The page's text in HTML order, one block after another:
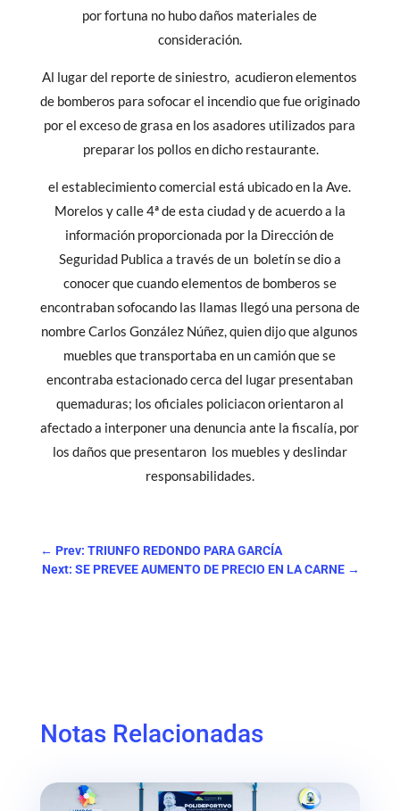
por fortuna no hubo daños materiales de
consideración.
Al lugar del reporte de siniestro, acudieron elementos
de bomberos para sofocar el incendio que fue originado
por el exceso de grasa en los asadores utilizados para
preparar los pollos en dicho restaurante.
el establecimiento comercial está ubicado en la Ave.
Morelos y calle 4ª de esta ciudad y de acuerdo a la
información proporcionada por la Dirección de
Seguridad Publica a través de un boletín se dio a
conocer que cuando elementos de bomberos se
encontraban sofocando las llamas llegó una persona de
nombre Carlos González Núñez, quien dijo que algunos
muebles que transportaba en un camión que se
encontraba estacionado cerca del lugar presentaban
quemaduras; los oficiales policiacon orientaron al
afectado a interponer una denuncia ante la fiscalía, por
los daños que presentaron los muebles y deslindar
responsabilidades.
← Prev: TRIUNFO REDONDO PARA GARCÍA
Next: SE PREVEE AUMENTO DE PRECIO EN LA CARNE →
Notas Relacionadas